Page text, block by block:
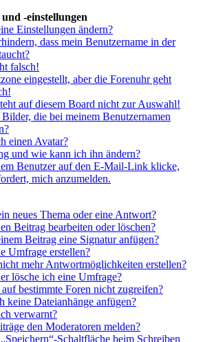
-einstellungen
Einstellungen ändern?
dass mein Benutzername in der
falsch!
eingestellt, aber die Forenuhr geht
auf diesem Board nicht zur Auswahl!
die bei meinem Benutzernamen
einen Avatar?
und wie kann ich ihn ändern?
Benutzer auf den E-Mail-Link klicke,
mich anzumelden.
neues Thema oder eine Antwort?
Beitrag bearbeiten oder löschen?
Beitrag eine Signatur anfügen?
Umfrage erstellen?
mehr Antwortmöglichkeiten erstellen?
lösche ich eine Umfrage?
bestimmte Foren nicht zugreifen?
keine Dateianhänge anfügen?
verwarnt?
den Moderatoren melden?
Schaltfläche beim Schreiben